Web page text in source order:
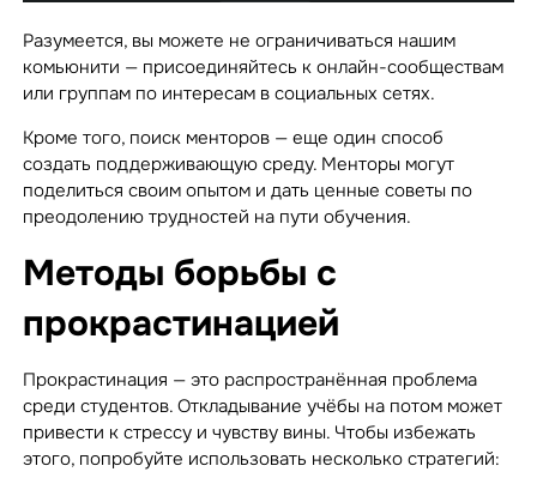
Разумеется, вы можете не ограничиваться нашим
комьюнити — присоединяйтесь к онлайн-сообществам
или группам по интересам в социальных сетях.
Кроме того, поиск менторов — еще один способ
создать поддерживающую среду. Менторы могут
поделиться своим опытом и дать ценные советы по
преодолению трудностей на пути обучения.
Методы борьбы с
прокрастинацией
Прокрастинация — это распространённая проблема
среди студентов. Откладывание учёбы на потом может
привести к стрессу и чувству вины. Чтобы избежать
этого, попробуйте использовать несколько стратегий: